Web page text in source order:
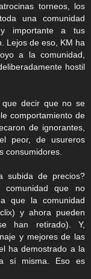
torneos, los
una comunidad
importante a tus
Lejos de eso, KM ha
a la comunidad,
hostil
que decir que no se
comportamiento de
de ignorantes,
peor, de usureros
consumidores.
subida de precios?
que no
que la comunidad
y ahora pueden
han retirado). Y,
y mejores de las
ha demostrado a la
sí misma. Eso es